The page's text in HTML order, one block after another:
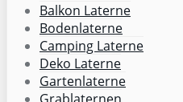
Balkon Laterne
Bodenlaterne
Camping Laterne
Deko Laterne
Gartenlaterne